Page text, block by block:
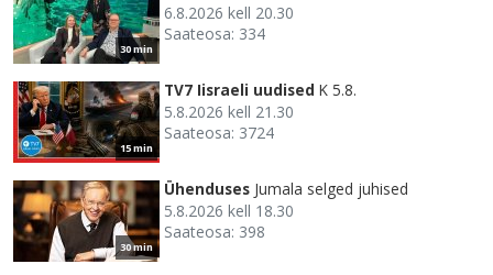
30 min
6.8.2026 kell 20.30
Saateosa: 334
15 min
TV7 Iisraeli uudised K 5.8.
5.8.2026 kell 21.30
Saateosa: 3724
30 min
Ühenduses Jumala selged juhised
5.8.2026 kell 18.30
Saateosa: 398